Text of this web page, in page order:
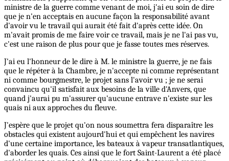
ministre de la guerre comme venant de moi, j'ai eu soin de dire
que je n'en acceptais en aucune façon la responsabilité avant
d'avoir vu le travail qui aurait été fait d'après cette idée. On
m'avait promis de me faire voir ce travail, mais je ne l'ai pas vu,
c'est une raison de plus pour que je fasse toutes mes réserves.
J'ai eu l'honneur de le dire à M. le ministre la guerre, je ne fais
que le répéter à la Chambre, je n'accepte ni comme représentant
ni comme bourgmestre, le projet sans l'avoir vu ; je ne serai
convaincu qu'il satisfait aux besoins de la ville d'Anvers, que
quand j'aurai pu m'assurer qu'aucune entrave n'existe sur les
quais ni aux approches du fleuve.
J'espère que le projet qu'on nous soumettra fera disparaître les
obstacles qui existent aujourd'hui et qui empêchent les navires
d'une certaine importance, les bateaux à vapeur transatlantiques,
d'aborder les quais. Ces ainsi que le fort Saint-Laurent a été placé